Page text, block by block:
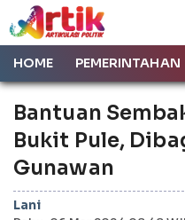
HOME PEMERINTAHAN
Bantuan
Bukit Pule,
Gunawan
Lani